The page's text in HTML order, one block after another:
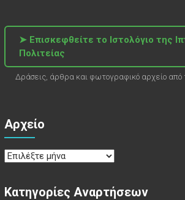
➤ Επισκεφθείτε το Ιστολόγιο της
Πολιτείας
Δράσεις, άρθρα και φωτογραφικό αρχείο από
Αρχείο
Αρχείο
Κατηγορίες Αναρτήσεων